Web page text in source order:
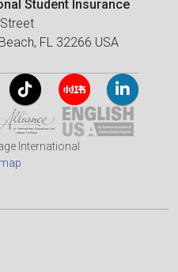
Student Insurance
FL 32266 USA
International